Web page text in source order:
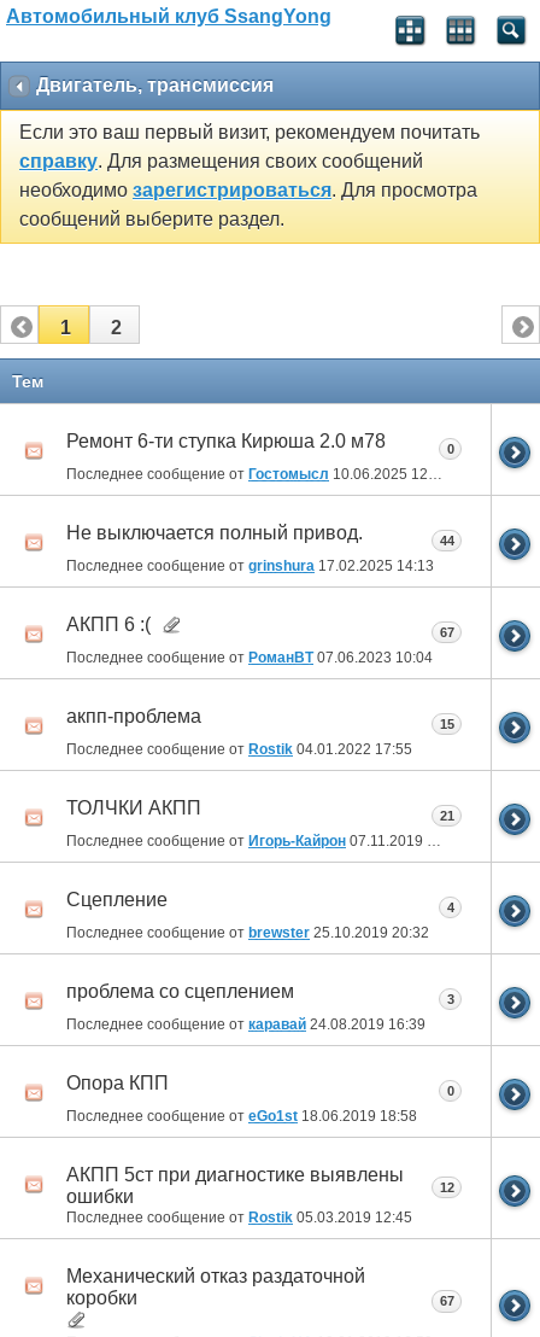
Автомобильный клуб SsangYong
Двигатель, трансмиссия
Если это ваш первый визит, рекомендуем почитать
справку. Для размещения своих сообщений
необходимо зарегистрироваться. Для просмотра
сообщений выберите раздел.
1 2
Тем
Ремонт 6-ти ступка Кирюша 2.0 м78
Последнее сообщение от Гостомысл 10.06.2025 12:22
0
Не выключается полный привод.
Последнее сообщение от grinshura 17.02.2025 14:13
44
АКПП 6 :(
Последнее сообщение от РоманВТ07.06.2023 10:04
67
акпп-проблема
Последнее сообщение от Rostik 04.01.2022 17:55
15
ТОЛЧКИ АКПП
Последнее сообщение от Игорь-Кайрон 07.11.2019
21
Сцепление
Последнее сообщение от brewster 25.10.2019 20:32
4
проблема со сцеплением
Последнее сообщение от каравай 24.08.2019 16:39
3
Опора КПП
Последнее сообщение от eGo1st 18.06.2019 18:58
0
АКПП 5ст при диагностике выявлены
ошибки
Последнее сообщение от Rostik 05.03.2019 12:45
12
Механический отказ раздаточной
коробки
67